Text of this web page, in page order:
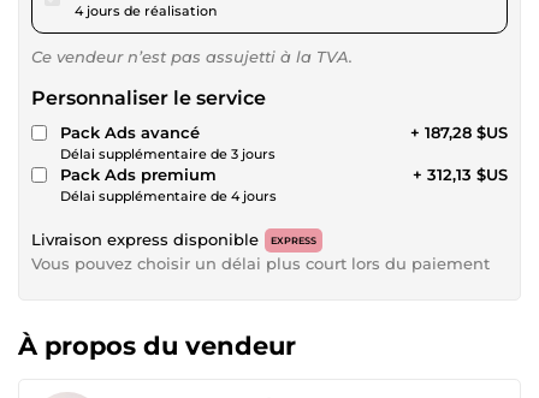
4 jours de réalisation
Ce vendeur n’est pas assujetti à la TVA.
Personnaliser le service
Pack Ads avancé
Délai supplémentaire de 3 jours
+ 187,28 $US
Pack Ads premium
Délai supplémentaire de 4 jours
+ 312,13 $US
Livraison express disponible EXPRESS
Vous pouvez choisir un délai plus court lors du paiement
À propos du vendeur